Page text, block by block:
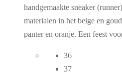
handgemaakte sneaker
materialen in het beige en
panter en oranje. Een feest
36
37